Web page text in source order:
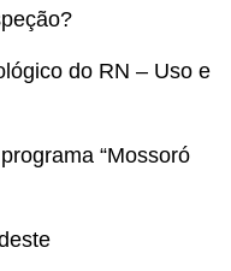
do RN – Uso e
“Mossoró